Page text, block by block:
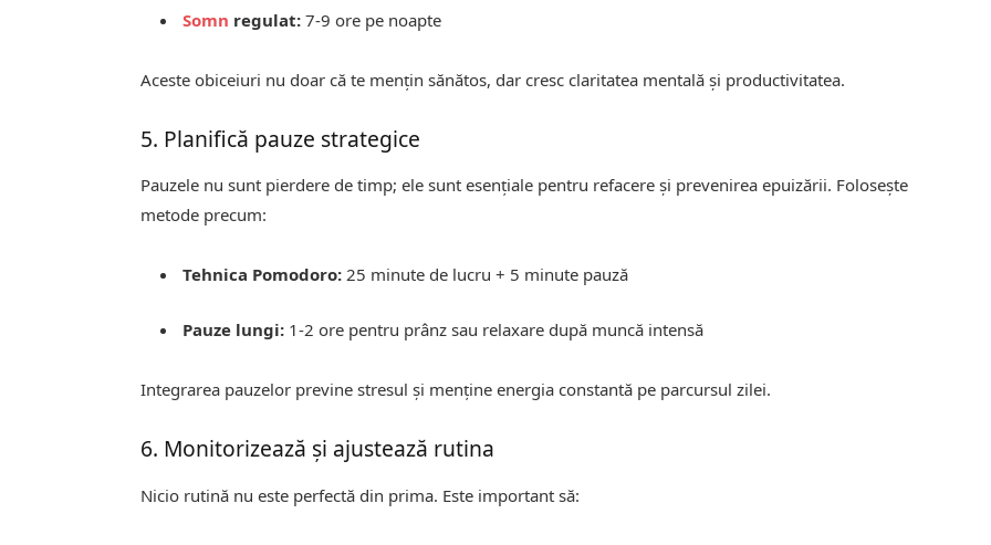
Somn regulat: 7-9 ore pe noapte
Aceste obiceiuri nu doar că te mențin sănătos, dar cresc claritatea mentală și productivitatea.
5. Planifică pauze strategice
Pauzele nu sunt pierdere de timp; ele sunt esențiale pentru refacere și prevenirea epuizării. Folosește
metode precum:
Tehnica Pomodoro: 25 minute de lucru + 5 minute pauză
Pauze lungi: 1-2 ore pentru prânz sau relaxare după muncă intensă
Integrarea pauzelor previne stresul și menține energia constantă pe parcursul zilei.
6. Monitorizează și ajustează rutina
Nicio rutină nu este perfectă din prima. Este important să: